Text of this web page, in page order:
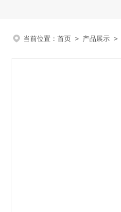
当前位置： 首页 > 产品展示 >